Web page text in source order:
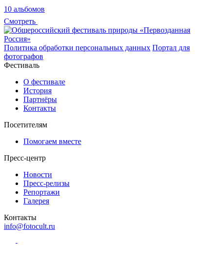
10 альбомов
Смотреть
Политика обработки персональных данных Портал для
фотографов
Фестиваль
О фестивале
История
Партнёры
Контакты
Посетителям
Помогаем вместе
Пресс-центр
Новости
Пресс-релизы
Репортажи
Галерея
Контакты
info@fotocult.ru